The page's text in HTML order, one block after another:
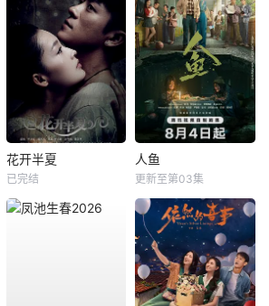
花开半夏
已完结
人鱼
更新至第03集